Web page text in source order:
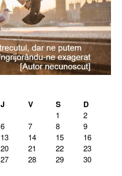
J V S D
1
2
6 7 8
9
13 14 15
16
20 21 22
23
27 28 29
30